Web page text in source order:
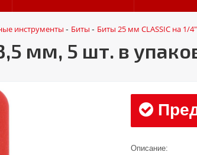
инструменты - Биты - Биты 25 мм CLASSIC на 1/4"
мм, 5 шт. в
Описание: